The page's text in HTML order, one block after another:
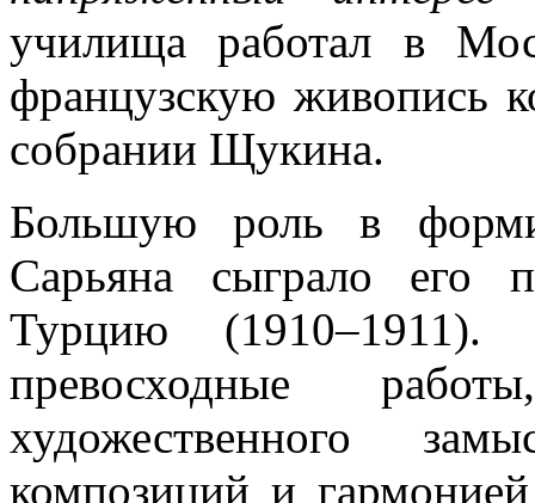
училища работал в
французскую живопись
собрании Щукина.
Большую роль в
Сарьяна сыграло его
Турцию (1910–1911).
превосходные
художественного
композиций и